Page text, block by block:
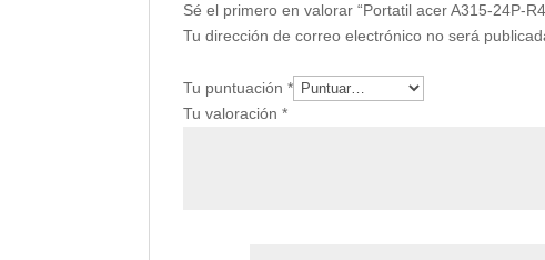
Sé el primero en valorar “Portatil acer A315-24P-
Tu dirección de correo electrónico no será
Tu puntuación*
Tu valoración*